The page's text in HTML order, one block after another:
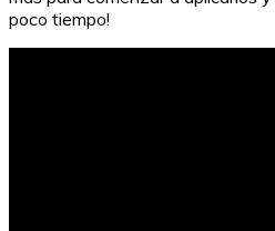
poco tiempo!